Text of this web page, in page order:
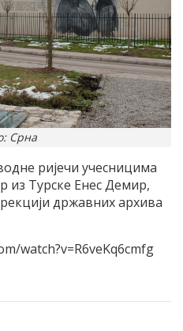
Срна
ријечи учесницима
из Турске Енес Демир,
државних архива
watch?v=R6veKq6cmfg